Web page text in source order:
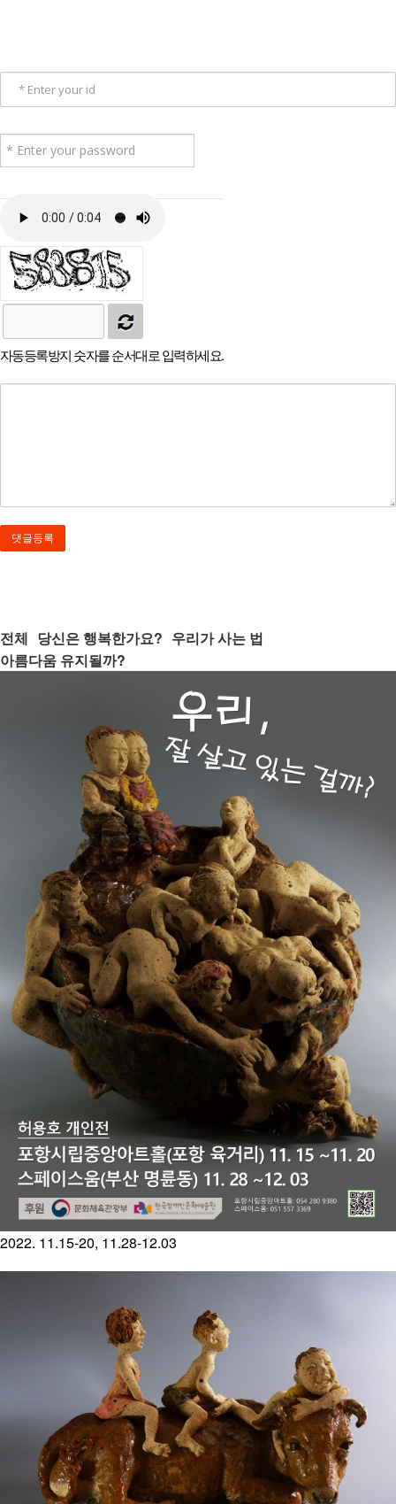
자동등록방지 숫자를 순서대로 입력하세요.
전체 당신은 행복한가요? 우리가 사는 법
아름다움 유지될까?
2022. 11.15-20, 11.28-12.03